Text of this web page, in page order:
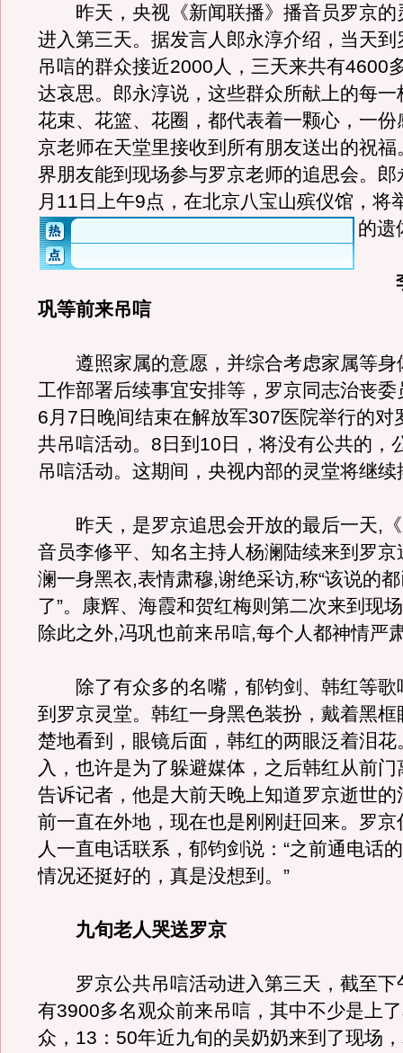
昨天，央视《新闻联播》播音员罗京的
进入第三天。据发言人郎永淳介绍，当天到
吊唁的群众接近2000人，三天来共有4600
达哀思。郎永淳说，这些群众所献上的每一
花束、花篮、花圈，都代表着一颗心，一份
京老师在天堂里接收到所有朋友送出的祝福
界朋友能到现场参与罗京老师的追思会。郎
月11日上午9点，在北京八宝山殡仪馆，将
的遗
巩等前来吊唁
遵照家属的意愿，并综合考虑家属等身
工作部署后续事宜安排等，罗京同志治丧委
6月7日晚间结束在解放军307医院举行的对
共吊唁活动。8日到10日，将没有公共的，
吊唁活动。这期间，央视内部的灵堂将继续
昨天，是罗京追思会开放的最后一天,《
音员李修平、知名主持人杨澜陆续来到罗京
澜一身黑衣,表情肃穆,谢绝采访,称“该说的
了”。康辉、海霞和贺红梅则第二次来到现
除此之外,冯巩也前来吊唁,每个人都神情严
除了有众多的名嘴，郁钧剑、韩红等歌
到罗京灵堂。韩红一身黑色装扮，戴着黑框
楚地看到，眼镜后面，韩红的两眼泛着泪花
入，也许是为了躲避媒体，之后韩红从前
告诉记者，他是大前天晚上知道罗京逝世的
前一直在外地，现在也是刚刚赶回来。罗京
人一直电话联系，郁钧剑说：“之前通电话
情况还挺好的，真是没想到。”
九旬老人哭送罗京
罗京公共吊唁活动进入第三天，截至下
有3900多名观众前来吊唁，其中不少是上
众，13：50年近九旬的吴奶奶来到了现场